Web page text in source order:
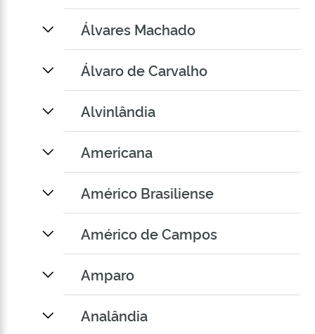
Álvares Machado
Álvaro de Carvalho
Alvinlândia
Americana
Américo Brasiliense
Américo de Campos
Amparo
Analândia